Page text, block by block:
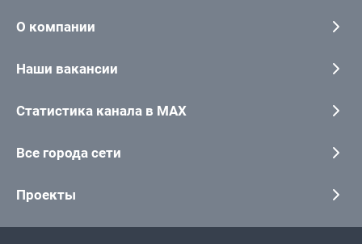
О компании
Наши вакансии
Статистика канала в MAX
Все города сети
Проекты